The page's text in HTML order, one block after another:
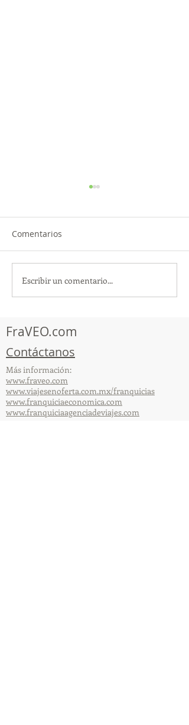
TourTravelynByFraveo
participó en la
Comentarios
Escribir un comentario...
FraVEO.com
Contáctanos
Más información:
www.fraveo.com
www.viajesenoferta.com.mx/franquicias
www.franquiciaeconomica.com
www.franquiciaagenciadeviajes.com